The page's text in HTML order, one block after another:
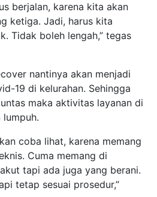
berjalan, karena kita akan
ketiga. Jadi, harus kita
Tidak boleh lengah,” tegas
nantinya akan menjadi
19 di kelurahan. Sehingga
maka aktivitas layanan di
coba lihat, karena memang
Cuma memang di
tapi ada juga yang berani.
tetap sesuai prosedur,”